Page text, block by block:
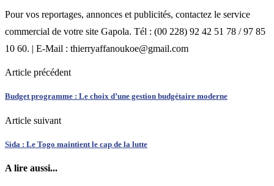
Pour vos reportages, annonces et publicités, contactez le service
commercial de votre site Gapola. Tél : (00 228) 92 42 51 78 / 97 85
10 60. | E-Mail : thierryaffanoukoe@gmail.com
Article précédent
Budget programme : Le choix d’une gestion budgétaire moderne
Article suivant
Sida : Le Togo maintient le cap de la lutte
A lire aussi...